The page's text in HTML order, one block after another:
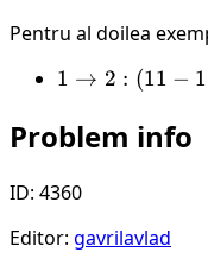
Pentru al doilea
1
2: (11-1)^2
\text{max}
100 \times
1 → 2 : (11 − 1
Problem info
ID: 4360
Editor: gavrilavlad